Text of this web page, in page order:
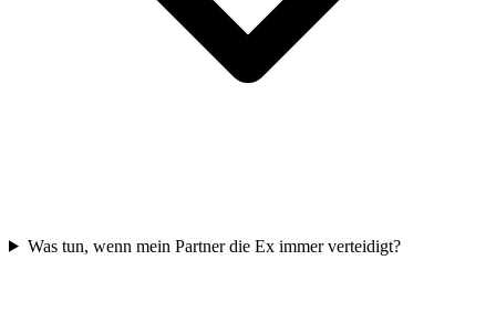
Was tun, wenn mein Partner die Ex immer verteidigt?